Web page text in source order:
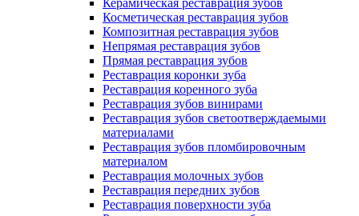
Керамическая реставрация зубов
Косметическая реставрация зубов
Композитная реставрация зубов
Непрямая реставрация зубов
Прямая реставрация зубов
Реставрация коронки зуба
Реставрация коренного зуба
Реставрация зубов винирами
Реставрация зубов светоотверждаемыми
материалами
Реставрация зубов пломбировочным
материалом
Реставрация молочных зубов
Реставрация передних зубов
Реставрация поверхности зуба